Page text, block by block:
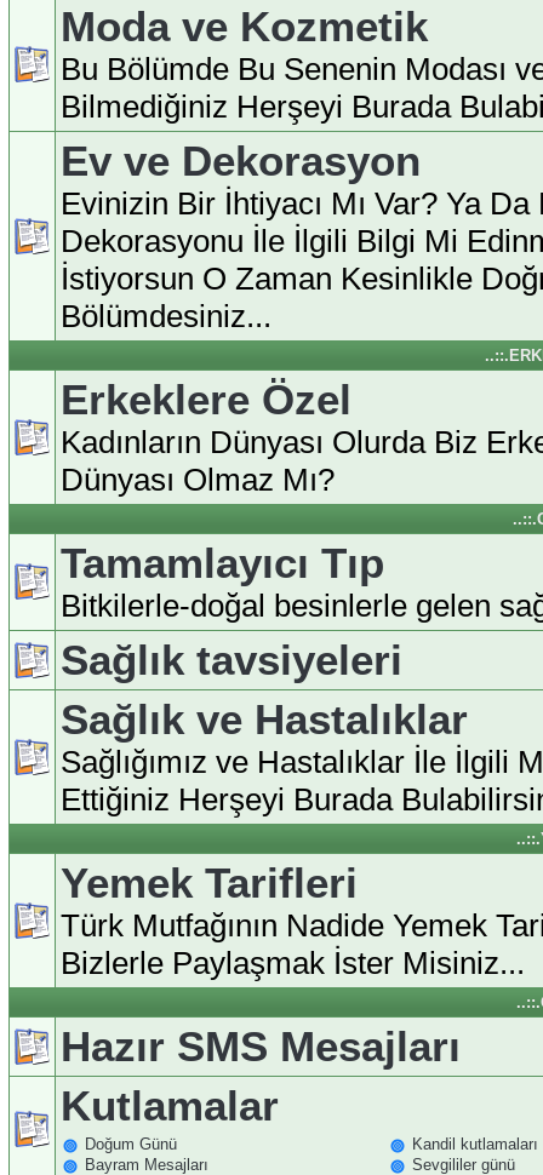
Moda ve Kozmetik
Bu Bölümde Bu Senenin Modası
Bilmediğiniz Herşeyi Burada
Ev ve Dekorasyon
Evinizin Bir İhtiyacı Mı Var? Ya Da
Dekorasyonu İle İlgili Bilgi Mi
İstiyorsun O Zaman Kesinlikle
Bölümdesiniz...
Erkeklere Özel
Kadınların Dünyası Olurda Biz
Dünyası Olmaz Mı?
Tamamlayıcı Tıp
Bitkilerle-doğal besinlerle gelen
Sağlık tavsiyeleri
Sağlık ve Hastalıklar
Sağlığımız ve Hastalıklar İle İlgili
Ettiğiniz Herşeyi Burada
Yemek Tarifleri
Türk Mutfağının Nadide Yemek
Bizlerle Paylaşmak İster Misiniz...
Hazır SMS Mesajları
Kutlamalar
Doğum Günü
Kandil kutlamaları
Bayram Mesajları
Sevgililer günü